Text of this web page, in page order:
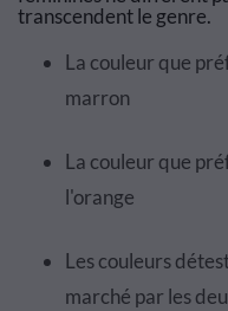
transcendent le genre.
La couleur que
marron
La couleur que
l'orange
Les couleurs
marché par les